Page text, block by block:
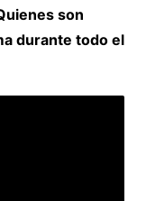
son
durante todo el